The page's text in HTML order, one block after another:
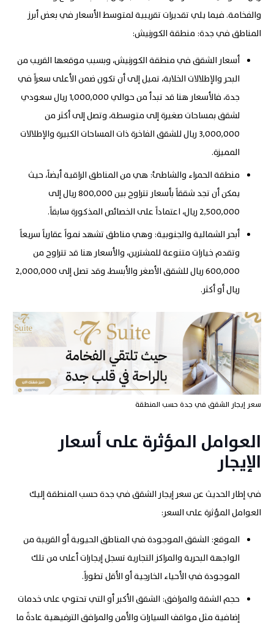
والفخامة. فيما يلي تقديرات تقريبية لمتوسط الأسعار في بعض أبرز
المناطق في جدة: منطقة الكورنيش:
أسعار الشقق في منطقة الكورنيش، وبسبب موقعها القريب من
البحر والإطلالات الخلابة، تميل إلى أن تكون ضمن الأعلى سعراً في
جدة، فالأسعار هنا قد تبدأ من حوالي 1,000,000 ريال سعودي
لشقق بمساحات صغيرة إلى متوسطة، وتصل إلى أكثر من
3,000,000 ريال للشقق الفاخرة ذات المساحات الكبيرة والإطلالات
المميزة.
منطقة الحمراء والشاطئ: هي من المناطق الراقية أيضاً، حيث
يمكن أن تجد شققاً بأسعار تتراوح بين 800,000 ريال إلى
2,500,000 ريال، اعتماداً على الخصائص المذكورة سابقاً.
أبحر الشمالية والجنوبية: وهي مناطق تشهد نمواً عقارياً سريعاً
وتقدم خيارات متنوعة للمشترين، والأسعار هنا قد تتراوح من
600,000 ريال للشقق الأصغر والأبسط، وقد تصل إلى 2,000,000
ريال أو أكثر.
سعر إيجار الشقق في جدة حسب المنطقة
العوامل المؤثرة على أسعار
الإيجار
في إطار الحديث عن سعر إيجار الشقق في جدة حسب المنطقة إليك
العوامل المؤثرة على السعر:
الموقع: الشقق الموجودة في المناطق الحيوية أو القريبة من
الواجهة البحرية والمراكز التجارية تسجل إيجارات أعلى من تلك
الموجودة في الأحياء الخارجية أو الأقل تطوراً.
حجم الشقة والمرافق: الشقق الأكبر أو التي تحتوي على خدمات
إضافية مثل مواقف السيارات والأمن والمرافق الترفيهية عادةً ما